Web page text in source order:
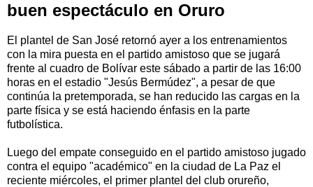
buen espectáculo en Oruro
El plantel de San José retornó ayer a los entrenamientos
con la mira puesta en el partido amistoso que se jugará
frente al cuadro de Bolívar este sábado a partir de las 16:00
horas en el estadio "Jesús Bermúdez", a pesar de que
continúa la pretemporada, se han reducido las cargas en la
parte física y se está haciendo énfasis en la parte
futbolística.
Luego del empate conseguido en el partido amistoso jugado
contra el equipo "académico" en la ciudad de La Paz el
reciente miércoles, el primer plantel del club orureño,